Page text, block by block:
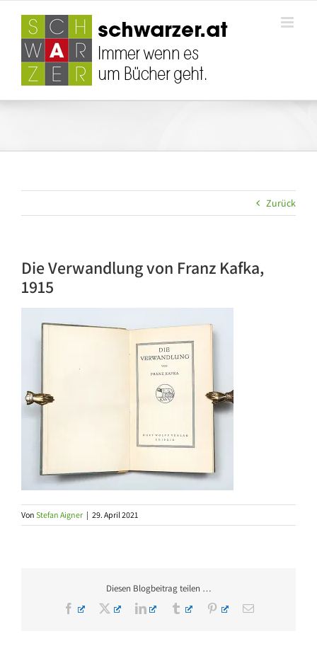
springen
Zurück
Die Verwandlung von Franz Kafka,
1915
Von Stefan Aigner | 29. April 2021
Diesen Blogbeitrag teilen …
Facebook
X LinkedInTumblr PinterestE-